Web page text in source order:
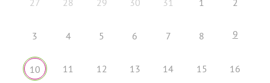
27 28 29 30 31 1 2
3 4 5 6 7 8 9
10 11 12 13 14 15 16